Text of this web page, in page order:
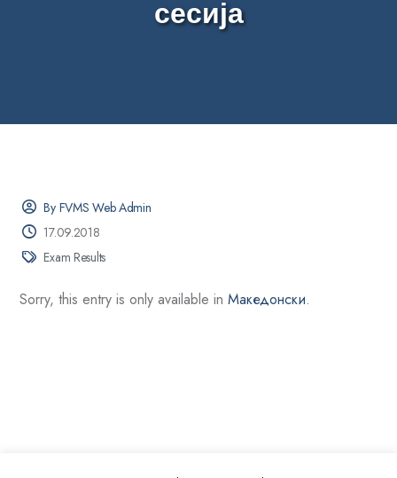
сесија
By FVMS Web Admin
17.09.2018
Exam Results
Sorry, this entry is only available in Македонски.